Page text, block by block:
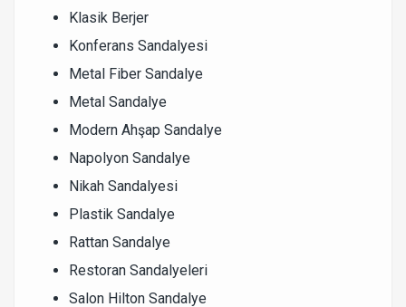
Klasik Berjer
Konferans Sandalyesi
Metal Fiber Sandalye
Metal Sandalye
Modern Ahşap Sandalye
Napolyon Sandalye
Nikah Sandalyesi
Plastik Sandalye
Rattan Sandalye
Restoran Sandalyeleri
Salon Hilton Sandalye